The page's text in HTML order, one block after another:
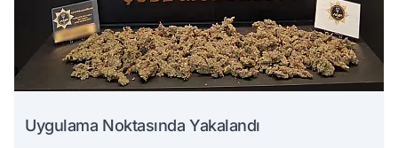
Uygulama Noktasında Yakalandı